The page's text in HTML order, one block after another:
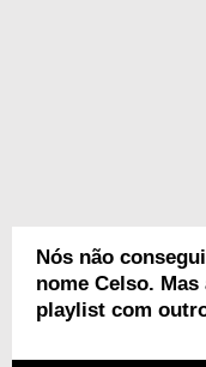
Nós não
nome Celso.
playlist com